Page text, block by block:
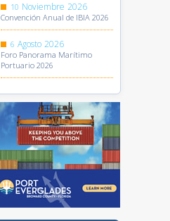
10 Noviembre 2026
Convención Anual de IBIA 2026
6 Agosto 2026
Foro Panorama Marítimo
Portuario 2026